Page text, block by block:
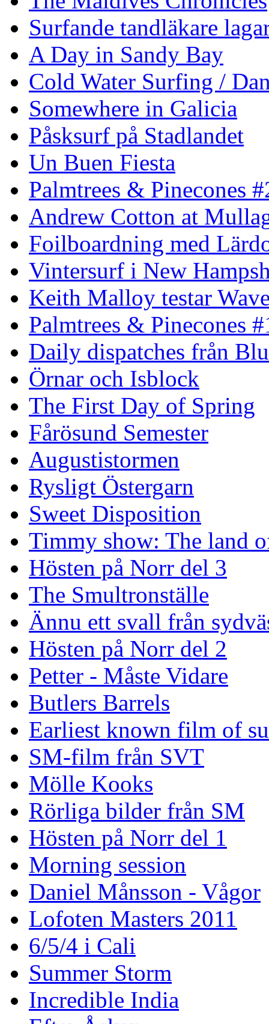
Surfande tandläkare
A Day in Sandy Bay
Cold Water Surfing /
Somewhere in Galicia
Påsksurf på Stadlandet
Un Buen Fiesta
Palmtrees & Pinecones
Andrew Cotton at
Foilboardning med
Vintersurf i New
Keith Malloy testar
Palmtrees & Pinecones
Daily dispatches från
Örnar och Isblock
The First Day of Spring
Fårösund Semester
Augustistormen
Rysligt Östergarn
Sweet Disposition
Timmy show: The land
Hösten på Norr del 3
The Smultronställe
Ännu ett svall från
Hösten på Norr del 2
Petter - Måste Vidare
Butlers Barrels
Earliest known film of
SM-film från SVT
Mölle Kooks
Rörliga bilder från SM
Hösten på Norr del 1
Morning session
Daniel Månsson - Vågor
Lofoten Masters 2011
6/5/4 i Cali
Summer Storm
Incredible India